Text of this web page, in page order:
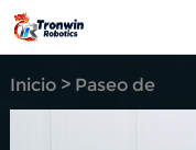
Inicio> Paseo de
dinosaurio